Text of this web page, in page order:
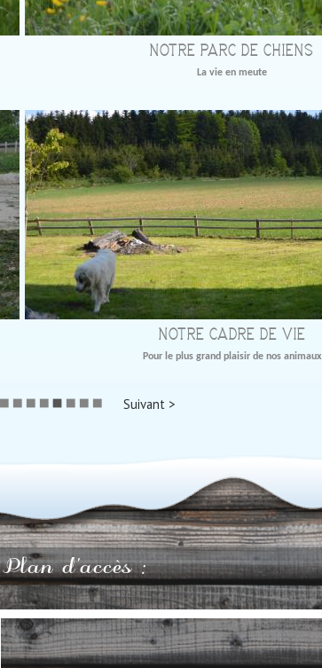
NOTRE PARC DE CHIENS
La vie en meute
NOTRE CADRE DE VIE
Pour le plus grand plaisir de nos animaux
Suivant >
Plan d'accès :